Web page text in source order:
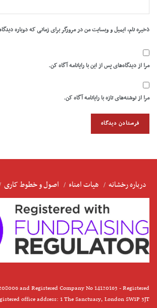
ذخیره نام، ایمیل و وبسایت من در مرورگر برای زمانی که دوباره
مرا از دیدگاه‌های پس از این با رایانامه آگاه کن.
مرا از نوشته‌های تازه با رایانامه آگاه کن.
درباره رخشانه هیات امناء اصول و خطوط کاری
and Registered Company No 14120163 - Registered
office address: 1 The Sanctuary, London SW1P 3JT